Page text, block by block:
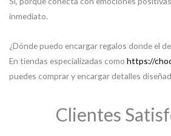
inmediato.
¿Dónde puedo encargar regalos donde el
En tiendas especializadas como https://
puedes comprar y encargar detalles
Clientes